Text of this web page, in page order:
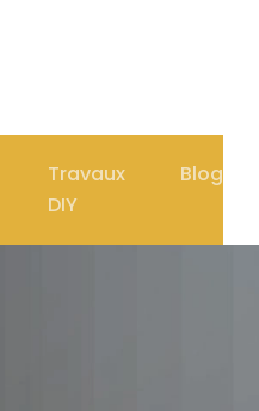
Travaux
DIY
Blog